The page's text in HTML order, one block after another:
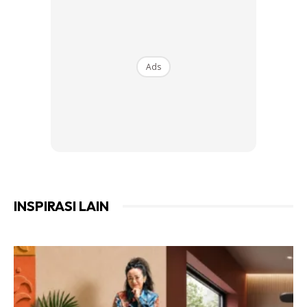
mahu tandatangan terima kunci”.
“Fuhhhh, dia mengamuk kat opis”
Ads
INSPIRASI LAIN